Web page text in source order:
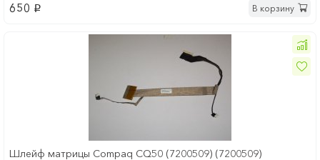
650 p В корзину
Шлейф матрицы Compaq CQ50 (7200509) (7200509)